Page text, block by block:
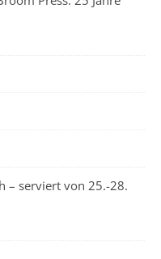
– serviert von 25.-28.